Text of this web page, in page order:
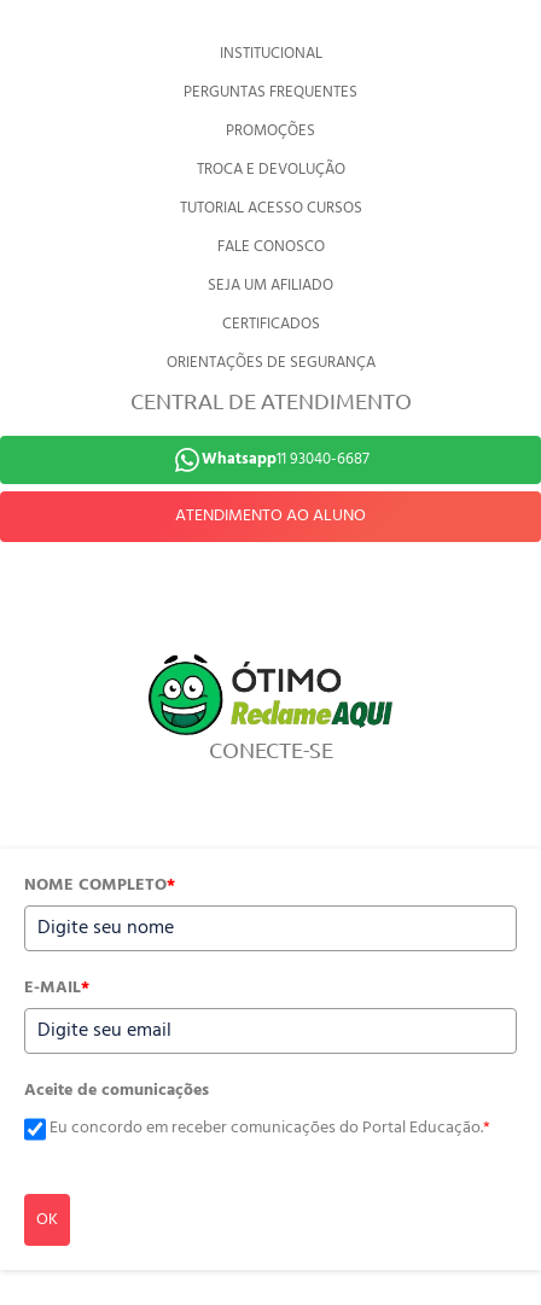
INSTITUCIONAL
PERGUNTAS FREQUENTES
PROMOÇÕES
TROCA E DEVOLUÇÃO
TUTORIAL ACESSO CURSOS
FALE CONOSCO
SEJA UM AFILIADO
CERTIFICADOS
ORIENTAÇÕES DE SEGURANÇA
CENTRAL DE ATENDIMENTO
Whatsapp11 93040-6687
ATENDIMENTO AO ALUNO
CONECTE-SE
NOME COMPLETO*
E-MAIL*
Aceite de comunicações
Eu concordo em receber comunicações do Portal Educação.*
OK